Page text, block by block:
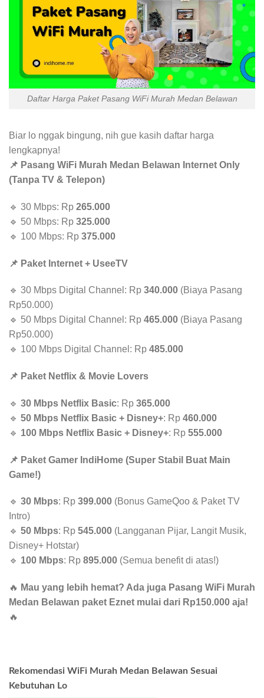
Daftar Harga Paket Pasang WiFi Murah Medan Belawan
Biar lo nggak bingung, nih gue kasih daftar harga
lengkapnya!
📌 Pasang WiFi Murah Medan Belawan Internet Only
(Tanpa TV & Telepon)
🔹 30 Mbps: Rp 265.000
🔹 50 Mbps: Rp 325.000
🔹 100 Mbps: Rp 375.000
📌 Paket Internet + UseeTV
🔹 30 Mbps Digital Channel: Rp 340.000 (Biaya Pasang
Rp50.000)
🔹 50 Mbps Digital Channel: Rp 465.000 (Biaya Pasang
Rp50.000)
🔹 100 Mbps Digital Channel: Rp 485.000
📌 Paket Netflix & Movie Lovers
🔹 30 Mbps Netflix Basic: Rp 365.000
🔹 50 Mbps Netflix Basic + Disney+: Rp 460.000
🔹 100 Mbps Netflix Basic + Disney+: Rp 555.000
📌 Paket Gamer IndiHome (Super Stabil Buat Main
Game!)
🔹 30 Mbps: Rp 399.000 (Bonus GameQoo & Paket TV
Intro)
🔹 50 Mbps: Rp 545.000 (Langganan Pijar, Langit Musik,
Disney+ Hotstar)
🔹 100 Mbps: Rp 895.000 (Semua benefit di atas!)
🔥 Mau yang lebih hemat? Ada juga Pasang WiFi Murah
Medan Belawan paket Eznet mulai dari Rp150.000 aja!
🔥
Rekomendasi WiFi Murah Medan Belawan Sesuai
Kebutuhan Lo